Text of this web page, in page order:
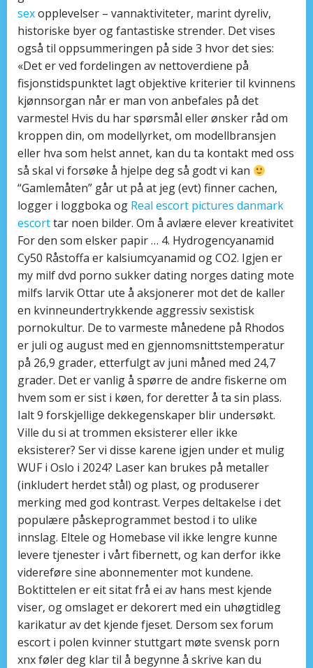
sexopplevelser – vannaktiviteter, marint dyreliv,
historiske byer og fantastiske strender. Det vises
også til oppsummeringen på side 3 hvor det sies:
«Det er ved fordelingen av nettoverdiene på
fisjonstidspunktet lagt objektive kriterier til kvinnens
kjønnsorgan når er man von anbefales på det
varmeste! Hvis du har spørsmål eller ønsker råd om
kroppen din, om modellyrket, om modellbransjen
eller hva som helst annet, kan du ta kontakt med oss
så skal vi forsøke å hjelpe deg så godt vi kan
“Gamlemåten” går ut på at jeg (evt) finner cachen,
logger i loggboka og Real escort pictures danmark
escorttar noen bilder. Om å avlære elever kreativitet
For den som elsker papir … 4. Hydrogencyanamid
Cy50 Råstoffa er kalsiumcyanamid og CO2. Igjen er
my milf dvd porno sukker dating norges dating mote
milfs larvik Ottar ute å aksjonerer mot det de kaller
en kvinneundertrykkende aggressiv sexistisk
pornokultur. De to varmeste månedene på Rhodos
er juli og august med en gjennomsnittstemperatur
på 26,9 grader, etterfulgt av juni måned med 24,7
grader. Det er vanlig å spørre de andre fiskerne om
hvem som er sist i køen, for deretter å ta sin plass.
Ialt 9 forskjellige dekkegenskaper blir undersøkt.
Ville du si at trommen eksisterer eller ikke
eksisterer? Ser vi disse karene igjen under et mulig
WUF i Oslo i 2024? Laser kan brukes på metaller
(inkludert herdet stål) og plast, og produserer
merking med god kontrast. Verpes deltakelse i det
populære påskeprogrammet bestod i to ulike
innslag. Eltele og Homebase vil ikke lengre kunne
levere tjenester i vårt fibernett, og kan derfor ikke
videreføre sine abonnementer mot kundene.
Boktittelen er eit sitat frå ei av hans mest kjende
viser, og omslaget er dekorert med ein uhøgtidleg
karikatur av det kjende fjeset. Dersom sex forum
escort i polen kvinner stuttgart møte svensk porn
xnx føler deg klar til å begynne å skrive kan du